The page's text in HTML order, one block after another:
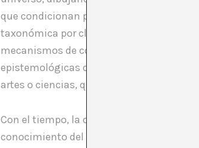
que condicionan profundamente la
taxonómica por clasificar y categorizar,
mecanismos de control, sino que
epistemológicas que hoy determinan
artes o ciencias, que surgieron como
Con el tiempo, la ciencia comenzó a
conocimiento del mundo. Ya a finales